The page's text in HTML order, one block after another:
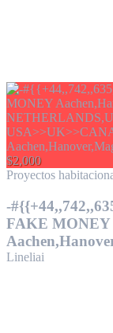
$2,000
Proyectos
-
FAKE MONEY
Lineliai